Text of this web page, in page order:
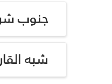
جنوب
شبه